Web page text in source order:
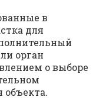
в
для
орган
о выборе
объекта.